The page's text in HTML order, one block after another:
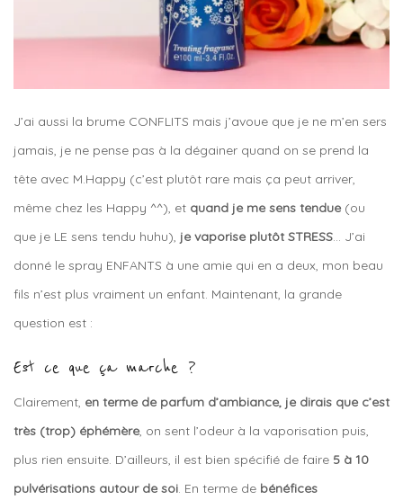
J’ai aussi la brume CONFLITS mais j’avoue que je ne m’en sers
jamais, je ne pense pas à la dégainer quand on se prend la
tête avec M.Happy (c’est plutôt rare mais ça peut arriver,
même chez les Happy ^^), et quand je me sens tendue (ou
que je LE sens tendu huhu), je vaporise plutôt STRESS… J’ai
donné le spray ENFANTS à une amie qui en a deux, mon beau
fils n’est plus vraiment un enfant. Maintenant, la grande
question est :
Est ce que ça marche ?
Clairement, en terme de parfum d’ambiance, je dirais que c’est
très (trop) éphémère, on sent l’odeur à la vaporisation puis,
plus rien ensuite. D’ailleurs, il est bien spécifié de faire 5 à 10
pulvérisations autour de soi. En terme de bénéfices